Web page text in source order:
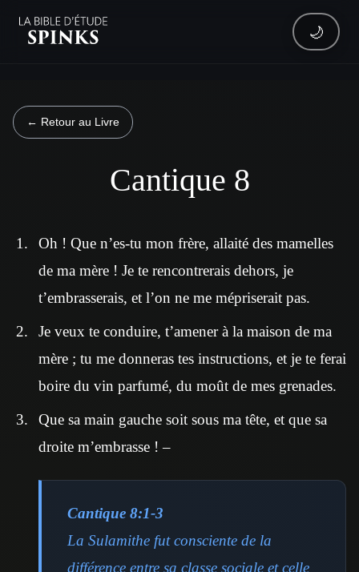
🌙
← Retour au Livre
Cantique 8
Oh ! Que n’es-tu mon frère, allaité des mamelles
de ma mère ! Je te rencontrerais dehors, je
t’embrasserais, et l’on ne me mépriserait pas.
Je veux te conduire, t’amener à la maison de ma
mère ; tu me donneras tes instructions, et je te ferai
boire du vin parfumé, du moût de mes grenades.
Que sa main gauche soit sous ma tête, et que sa
droite m’embrasse ! –
Cantique 8:1-3
La Sulamithe fut consciente de la
différence entre sa classe sociale et celle